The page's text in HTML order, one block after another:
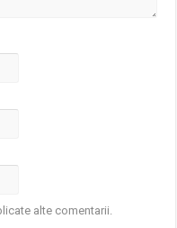
alte comentarii.